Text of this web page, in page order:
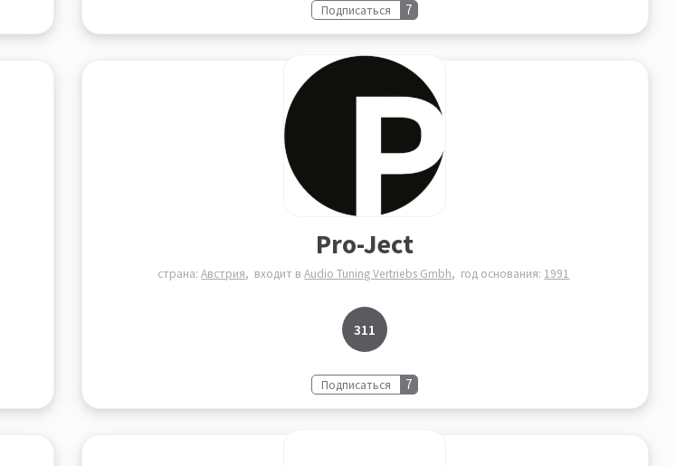
Подписаться 7
Pro-Ject
страна:Австрия входит вAudio Tuning Vertriebs Gmbh год основания: 1991
311
Подписаться 7